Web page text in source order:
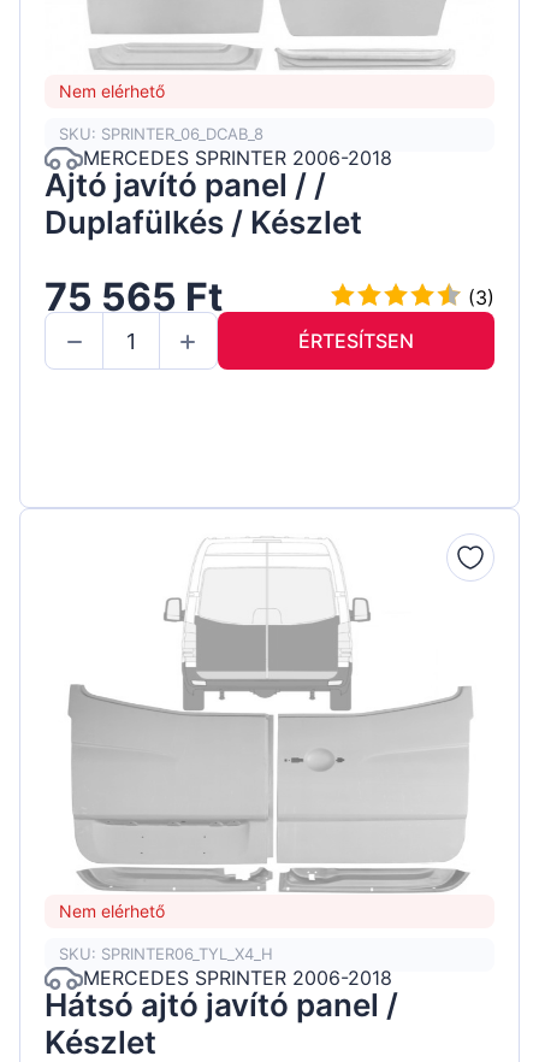
Nem elérhető
SKU: SPRINTER_06_DCAB_8
MERCEDES SPRINTER 2006-2018
Ajtó javító panel / /
Duplafülkés / Készlet
75 565 Ft
(3)
ÉRTESÍTSEN
Nem elérhető
SKU: SPRINTER06_TYL_X4_H
MERCEDES SPRINTER 2006-2018
Hátsó ajtó javító panel /
Készlet